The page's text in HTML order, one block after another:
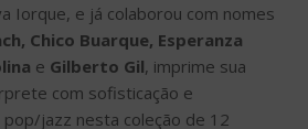
Iorque, e já colaborou com nomes
Chico Buarque, Esperanza
e Gilberto Gil, imprime sua
com sofisticação e
jazz nesta coleção de 12